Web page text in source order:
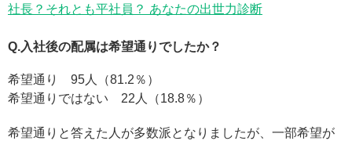
社長？それとも平社員？ あなたの出世力診断
Q.入社後の配属は希望通りでしたか？
希望通り 95人（81.2％）
希望通りではない 22人（18.8％）
希望通りと答えた人が多数派となりましたが、一部希望が